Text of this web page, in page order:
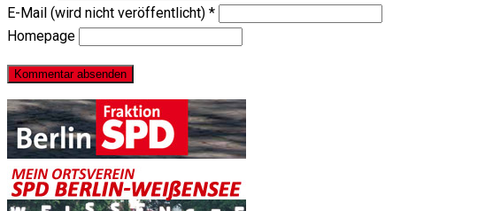
E-Mail (wird nicht veröffentlicht) *
Homepage